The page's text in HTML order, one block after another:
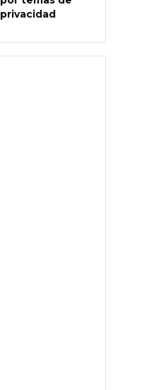
privacidad